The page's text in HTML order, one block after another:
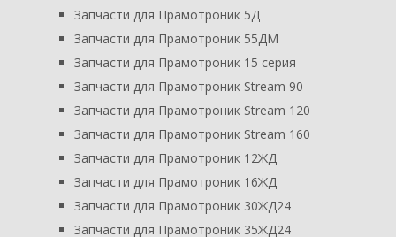
Запчасти для Прамотроник 5Д
Запчасти для Прамотроник 55ДМ
Запчасти для Прамотроник 15 серия
Запчасти для Прамотроник Stream 90
Запчасти для Прамотроник Stream 120
Запчасти для Прамотроник Stream 160
Запчасти для Прамотроник 12ЖД
Запчасти для Прамотроник 16ЖД
Запчасти для Прамотроник 30ЖД24
Запчасти для Прамотроник 35ЖД24